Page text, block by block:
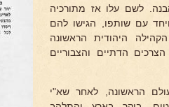
לשם עלו אז מתורכיה
עם שותפו, הגישו להם
היהודית הראשונה
הדתיים והצבוריים
הראשונה, לאחר שא"י